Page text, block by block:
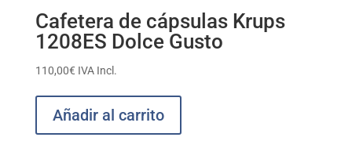
Cafetera de cápsulas Krups
1208ES Dolce Gusto
110,00€ IVA Incl.
Añadir al carrito